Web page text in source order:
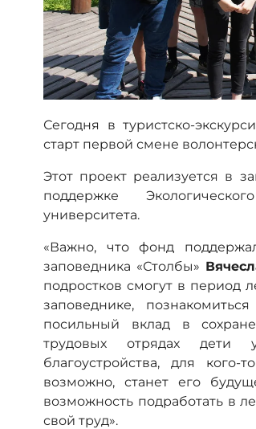
Сегодня в туристско-
старт первой смене
Этот проект реализуется в
поддержке
университета.
«Важно, что фонд
заповедника «Столбы»
подростков смогут в период
заповеднике,
посильный вклад в
трудовых отрядах дети
благоустройства, для
возможно, станет его
возможность подработать в
свой труд».